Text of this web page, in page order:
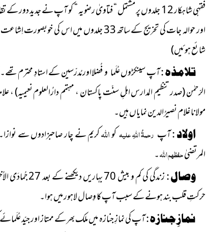
فقہی شاہکار 12 جلدوں پر مشتمل “ فتاویٰ رضویہ “ کو آپ نے جدید دور کے تقاضوں کے مطابق ڈھالنے کے لئے
اور حوالہ جات کی تخریج کے ساتھ 33 جلدوں میں اس کی خوبصورت اِشاعت و طَباعت کا اِہتمام بھی فرمایا۔
شائع ہوئیں)
تلامذہ :آپ سینکڑوں عُلَما و فُضلااور مُدرّسین کے استادِ محترم
الرّحمٰن(صدر تنظیم المدارس اہلِ سنّت پاکستان ، مہتمم دارُالعلوم نعیمیہ) ،
مولانا غلام نصیرُالدین نمایاں ہیں۔
اولاد :آپ رحمۃُ اللہِ علیہکواللہکریم نے چار صاحبزادوں سے نوازا۔
المرتضیٰحفظہم اللہ۔
وصال :
حرکتِ قلب بند ہونے کے سبب آپ کا وِصال لاہور میں ہوا۔
نمازِ جنازہ :آپ کی نمازِ جنازہ میں ملک بھر کے ممتاز اور جیّد